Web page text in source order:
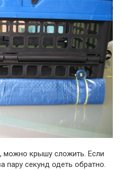
можно крышу сложить. Если
секунд одеть обратно.